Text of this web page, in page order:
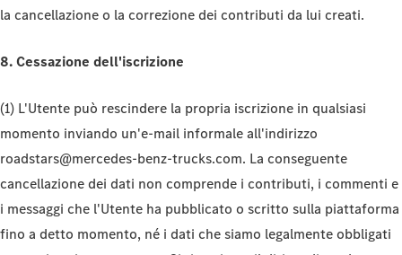
la cancellazione o la correzione dei contributi da lui creati.
8. Cessazione dell'iscrizione
(1) L'Utente può rescindere la propria iscrizione in qualsiasi
momento inviando un'e-mail informale all'indirizzo
roadstars@mercedes-benz-trucks.com. La conseguente
cancellazione dei dati non comprende i contributi, i commenti e
i messaggi che l'Utente ha pubblicato o scritto sulla piattaforma
fino a detto momento, né i dati che siamo legalmente obbligati